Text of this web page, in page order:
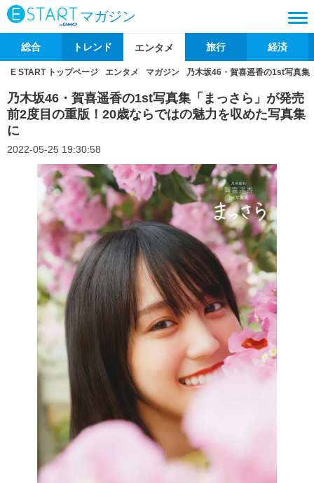
マガジン
総合 トレンド エンタメ 旅行 経済
E START トップページ エンタメ マガジン 乃木坂46・賀喜遥香の1st写真集
乃木坂46・賀喜遥香の1st写真集「まっさら」が発売
前2度目の重版！20歳ならではの魅力を収めた写真集
に
2022-05-25 19:30:58